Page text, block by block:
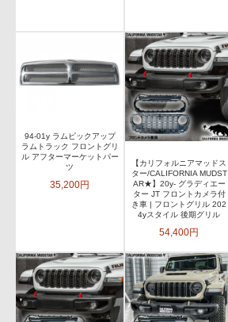
94-01y ラムピックアップ
ラムトラック フロントグリ
ル アフターマーケットパー
ツ
35,200円
【カリフォルニアマッドス
ター/CALIFORNIA MUDST
AR★】20y- グラディエー
ター JT フロントカメラ付
き車 | フロントグリル 202
4yスタイル 後期グリル
54,400円